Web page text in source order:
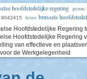
hoofdstedelijke regering prom.
bron brussels
Hoofdstedelijke Regering
Hoofdstedelijke Regering
van effectieve en
de Werkgelegenheid